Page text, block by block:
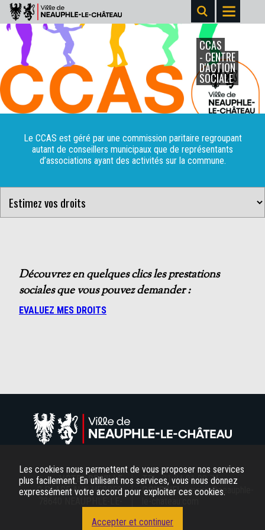
Les cookies nous permettent de vous proposer nos services
plus facilement. En utilisant nos services, vous nous donnez
expressément votre accord pour exploiter ces cookies.
Accepter et continuer
CCAS
- CENTRE
D'ACTION
SOCIALE
Le CCAS est géré par une commission paritaire regroupant
autant de conseillers municipaux que de représentants
d’associations ayant des activités sur la commune.
Découvrez en quelques clics les prestations
sociales que vous pouvez demander :
EVALUEZ MES DROITS
HÔTEL DE VILLE
2 PLACE AUX HERBES
TÉL.01 34 91 00 74
COURRIEL : mairie@neauphle-